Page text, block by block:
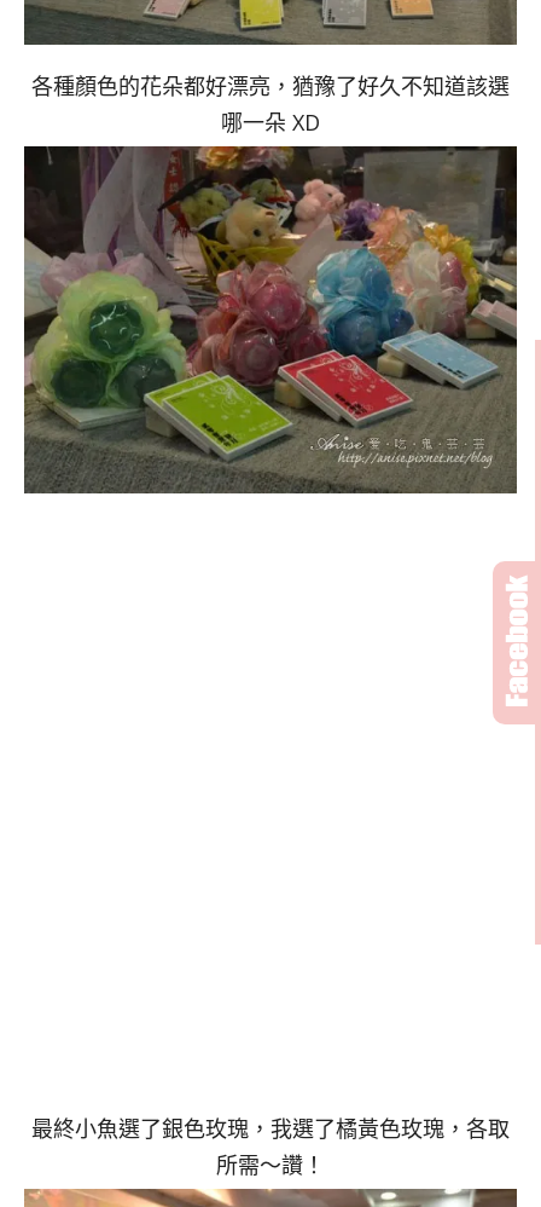
各種顏色的花朵都好漂亮，猶豫了好久不知道該選
哪一朵 XD
最終小魚選了銀色玫瑰，我選了橘黃色玫瑰，各取
所需～讚！